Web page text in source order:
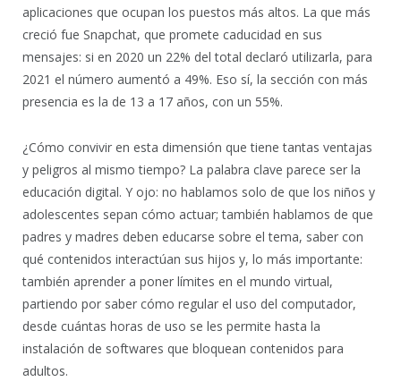
aplicaciones que ocupan los puestos más altos. La que más
creció fue Snapchat, que promete caducidad en sus
mensajes: si en 2020 un 22% del total declaró utilizarla, para
2021 el número aumentó a 49%. Eso sí, la sección con más
presencia es la de 13 a 17 años, con un 55%.
¿Cómo convivir en esta dimensión que tiene tantas ventajas
y peligros al mismo tiempo? La palabra clave parece ser la
educación digital. Y ojo: no hablamos solo de que los niños y
adolescentes sepan cómo actuar; también hablamos de que
padres y madres deben educarse sobre el tema, saber con
qué contenidos interactúan sus hijos y, lo más importante:
también aprender a poner límites en el mundo virtual,
partiendo por saber cómo regular el uso del computador,
desde cuántas horas de uso se les permite hasta la
instalación de softwares que bloquean contenidos para
adultos.